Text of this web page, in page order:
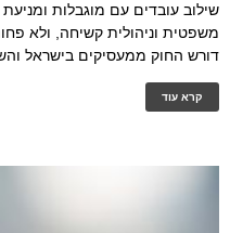
שילוב עובדים עם מוגבלות
משפטית וניהולית קשיחה, ולא
דורש החוק ממעסיקים בישראל
קרא עוד